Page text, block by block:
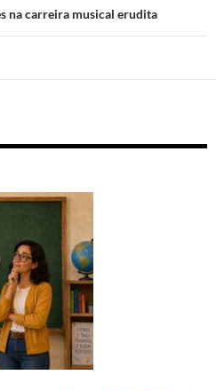
na carreira musical erudita